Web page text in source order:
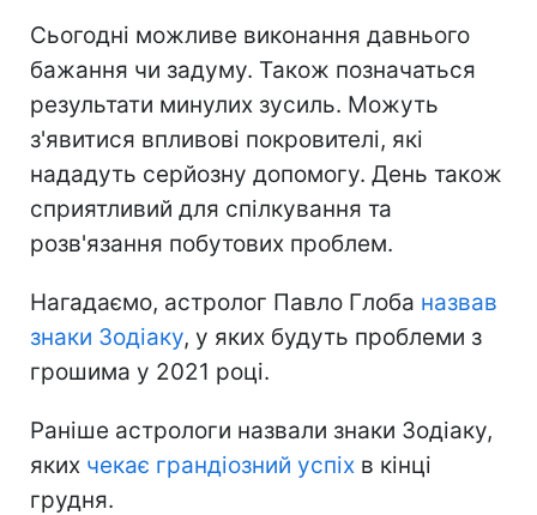
Сьогодні можливе виконання давнього
бажання чи задуму. Також позначаться
результати минулих зусиль. Можуть
з'явитися впливові покровителі, які
нададуть серйозну допомогу. День також
сприятливий для спілкування та
розв'язання побутових проблем.
Нагадаємо, астролог Павло Глоба назвав
знаки Зодіаку, у яких будуть проблеми з
грошима у 2021 році.
Раніше астрологи назвали знаки Зодіаку,
яких чекає грандіозний успіх в кінці
грудня.